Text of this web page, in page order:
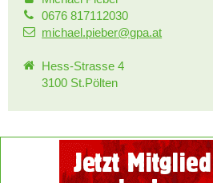
0676 817112030
michael.pieber@gpa.at
Hess-Strasse 4
3100 St.Pölten